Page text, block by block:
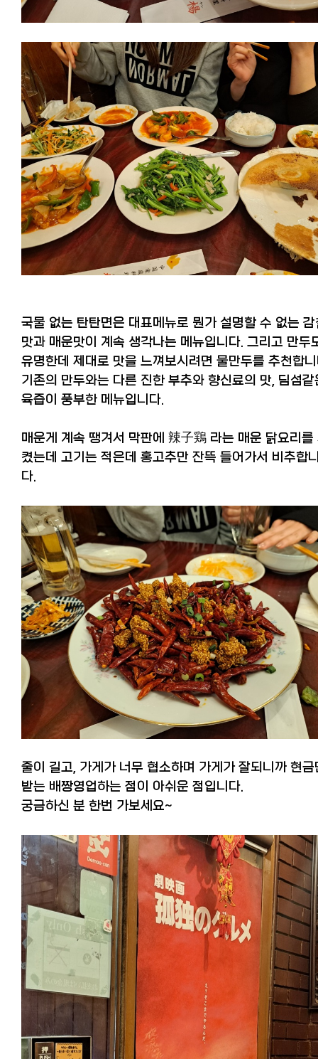
국물 없는 탄탄면은 대표메뉴로 뭔가 설명할 수 없는 감
맛과 매운맛이 계속 생각나는 메뉴입니다. 그리고 만두
유명한데 제대로 맛을 느껴보시려면 물만두를 추천합
기존의 만두와는 다른 진한 부추와 향신료의 맛, 딤섬같
육즙이 풍부한 메뉴입니다.
매운게 계속 땡겨서 막판에 辣子鶏 라는 매운 닭요리를
켰는데 고기는 적은데 홍고추만 잔뜩 들어가서 비추합
다.
줄이 길고, 가게가 너무 협소하며 가게가 잘되니까 현금
받는 배짱영업하는 점이 아쉬운 점입니다.
궁금하신 분 한번 가보세요~